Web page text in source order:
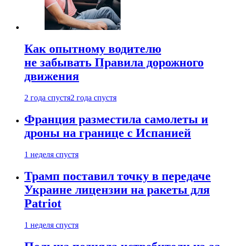
Как опытному водителю
не забывать Правила дорожного
движения
2 года спустя2 года спустя
Франция разместила самолеты и
дроны на границе с Испанией
1 неделя спустя
Трамп поставил точку в передаче
Украине лицензии на ракеты для
Patriot
1 неделя спустя